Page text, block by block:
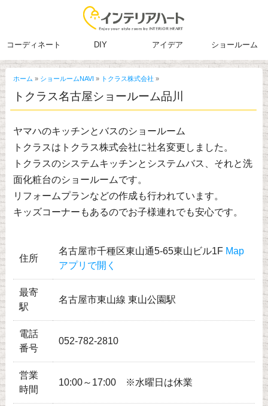
コーディネート DIY アイデア ショールーム
ホーム » ショールームNAVI » トクラス株式会社 »
トクラス名古屋ショールーム品川
ヤマハのキッチンとバスのショールーム
トクラスはトクラス株式会社に社名変更しました。
トクラスのシステムキッチンとシステムバス、それと洗
面化粧台のショールームです。
リフォームプランなどの作成も行われています。
キッズコーナーもあるのでお子様連れでも安心です。
住所
名古屋市千種区東山通5-65東山ビル1F Map
アプリで開く
最寄
駅
名古屋市東山線 東山公園駅
電話
番号
052-782-2810
営業
時間
10:00～17:00 ※水曜日は休業